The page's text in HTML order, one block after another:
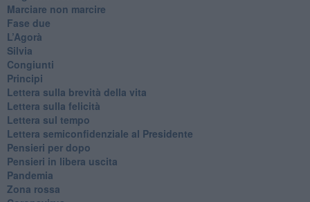
Marciare non marcire
Fase due
L’Agorà
Silvia
Congiunti
Principi
​Lettera sulla brevità della vita
​Lettera sulla felicità
​Lettera sul tempo
Lettera semiconfidenziale al Presidente
Pensieri per dopo
​Pensieri in libera uscita
Pandemia
Zona rossa